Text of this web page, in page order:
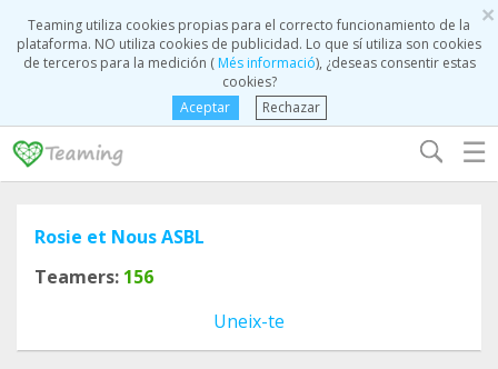
×
Teaming utiliza cookies propias para el correcto funcionamiento de la
plataforma. NO utiliza cookies de publicidad. Lo que sí utiliza son cookies
de terceros para la medición (Més informació), ¿deseas consentir estas
cookies?
Aceptar
Rechazar
☰
Rosie et Nous ASBL
Teamers: 156
Uneix-te